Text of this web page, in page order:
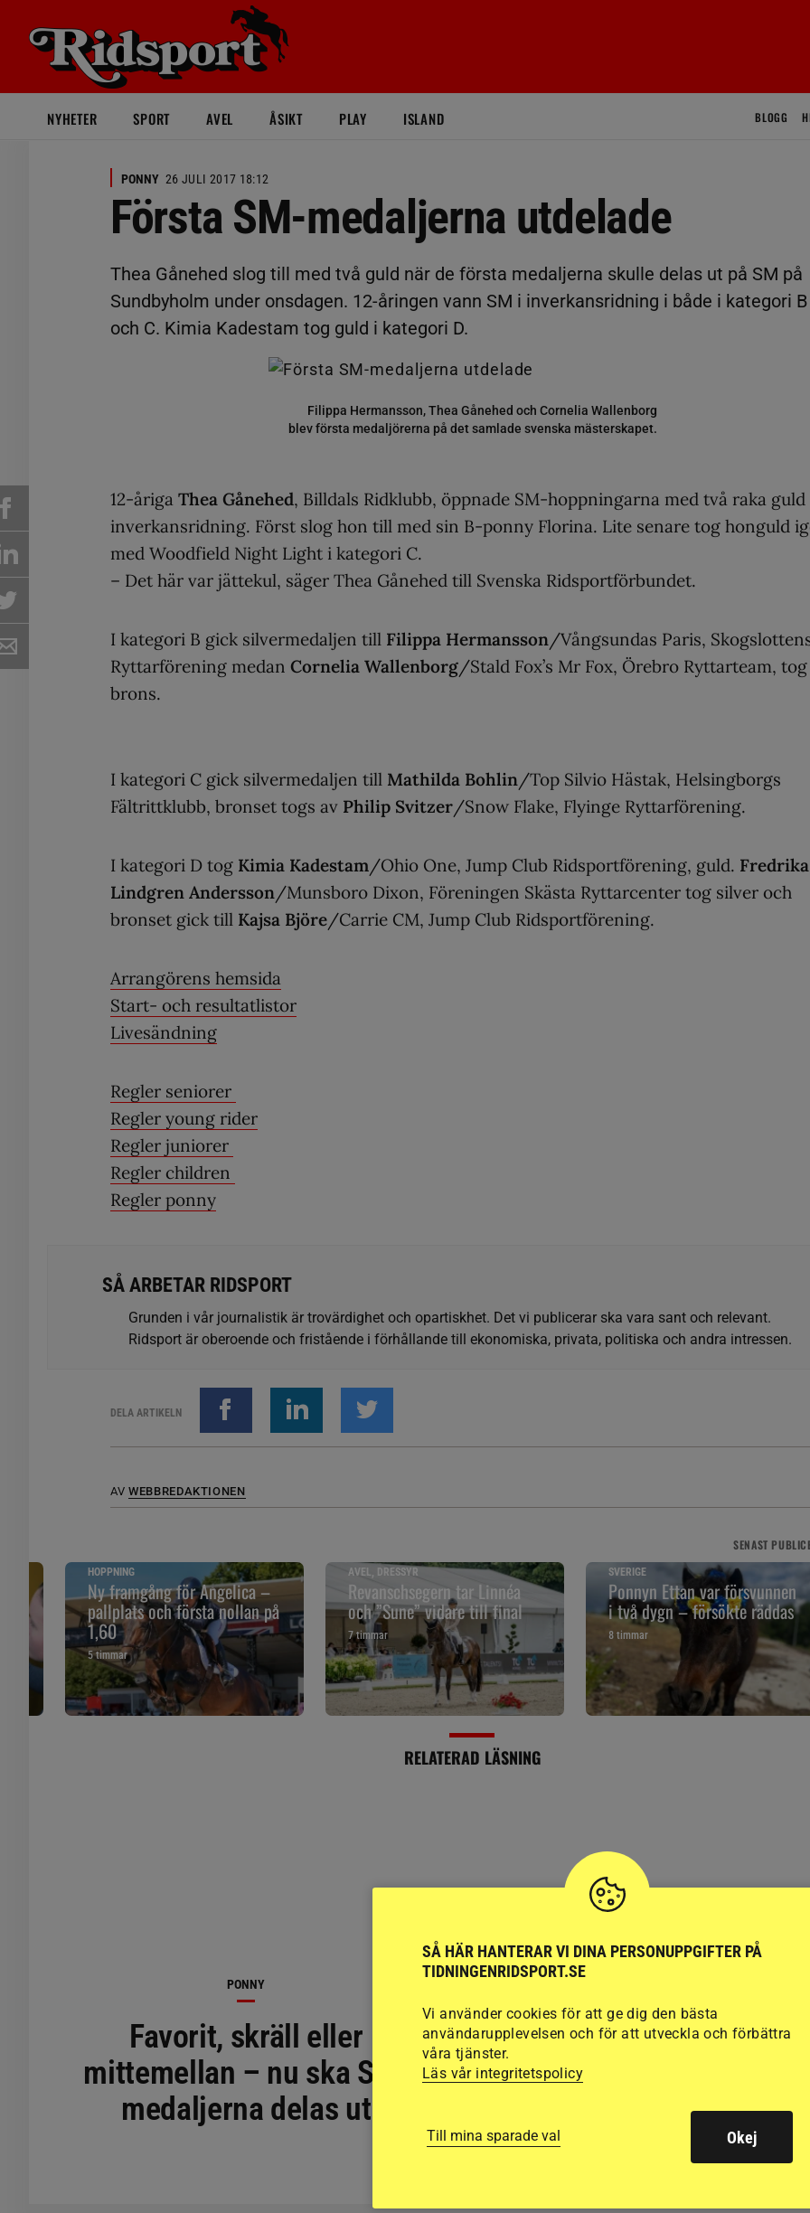
NYHETER SPORT AVEL ÅSIKT PLAY ISLAND BLOGG
PONNY 26 JULI 2017 18:12
Första SM-medaljerna utdelade
Thea Gånehed slog till med två guld när de första medaljerna skulle delas ut på SM på
Sundbyholm under onsdagen. 12-åringen vann SM i inverkansridning i både i kategori B
och C. Kimia Kadestam tog guld i kategori D.
Filippa Hermansson, Thea Gånehed och Cornelia Wallenborg
blev första medaljörerna på det samlade svenska mästerskapet.
12-åriga Thea Gånehed, Billdals Ridklubb, öppnade SM-hoppningarna med två raka guld
inverkansridning. Först slog hon till med sin B-ponny Florina. Lite senare tog honguld
med Woodfield Night Light i kategori C.
– Det här var jättekul, säger Thea Gånehed till Svenska Ridsportförbundet.
I kategori B gick silvermedaljen till Filippa Hermansson /Vångsundas Paris,
Ryttarförening medan Cornelia Wallenborg/Stald Fox’s Mr Fox, Örebro Ryttarteam, tog
brons.
I kategori C gick silvermedaljen till Mathilda Bohlin /Top Silvio Hästak, Helsingborgs
Fältrittklubb, bronset togs av Philip Svitzer/Snow Flake, Flyinge Ryttarförening.
I kategori D tog Kimia Kadestam /Ohio One, Jump Club Ridsportförening, guld. Fredrika
Lindgren Andersson /Munsboro Dixon, Föreningen Skästa Ryttarcenter tog silver och
bronset gick till Kajsa Björe/Carrie CM, Jump Club Ridsportförening.
Arrangörens hemsida
Start- och resultatlistor
Livesändning
Regler seniorer
Regler young rider
Regler juniorer
Regler children
Regler ponny
SÅ ARBETAR RIDSPORT
Grunden i vår journalistik är trovärdighet och opartiskhet. Det vi publicerar ska vara sant och relevant.
Ridsport är oberoende och fristående i förhållande till ekonomiska, privata, politiska och andra intressen.
DELA ARTIKELN
AV WEBBREDAKTIONEN
SENAST
HOPPNING
Ny framgång för Angelica –
pallplats och första nollan på
1,60
5 timmar
AVEL, DRESSYR
Revanschsegern tar Linnéa
och ”Sune” vidare till final
7 timmar
SVERIGE
Ponnyn Ettan var försvunnen
i två dygn – försökte räddas
8 timmar
RELATERAD LÄSNING
PONNY
Favorit, skräll eller
mittemellan – nu ska SM-
medaljerna delas ut
Förvånad Elin vann
första guld: ”Först
jag fatta”
SÅ HÄR HANTERAR VI DINA PERSONUPPGIFTER PÅ
TIDNINGENRIDSPORT.SE
Vi använder cookies för att ge dig den bästa
användarupplevelsen och för att utveckla och förbättra
våra tjänster.
Läs vår integritetspolicy
Till mina sparade val Okej